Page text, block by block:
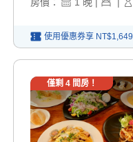
房價： 1 晚 | |
使用優惠券享 NT$1,649
僅剩 4間房！